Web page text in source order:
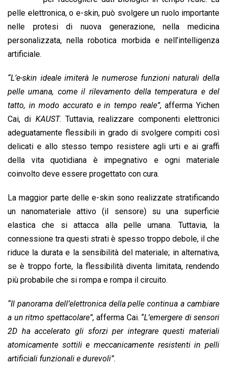
o
o
k
A
p
p
d
n
d
s
i
n
k
pelle elettronica, o e-skin, può svolgere un ruolo importante
nelle protesi di nuova generazione, nella medicina
personalizzata, nella robotica morbida e nell’intelligenza
artificiale.
“L’e-skin ideale imiterà le numerose funzioni naturali della
pelle umana, come il rilevamento della temperatura e del
tatto, in modo accurato e in tempo reale”, afferma Yichen
Cai, di KAUST. Tuttavia, realizzare componenti elettronici
adeguatamente flessibili in grado di svolgere compiti così
delicati e allo stesso tempo resistere agli urti e ai graffi
della vita quotidiana è impegnativo e ogni materiale
coinvolto deve essere progettato con cura.
La maggior parte delle e-skin sono realizzate stratificando
un nanomateriale attivo (il sensore) su una superficie
elastica che si attacca alla pelle umana. Tuttavia, la
connessione tra questi strati è spesso troppo debole, il che
riduce la durata e la sensibilità del materiale; in alternativa,
se è troppo forte, la flessibilità diventa limitata, rendendo
più probabile che si rompa e rompa il circuito.
“Il panorama dell’elettronica della pelle continua a cambiare
a un ritmo spettacolare”, afferma Cai. “L’emergere di sensori
2D ha accelerato gli sforzi per integrare questi materiali
atomicamente sottili e meccanicamente resistenti in pelli
artificiali funzionali e durevoli”.